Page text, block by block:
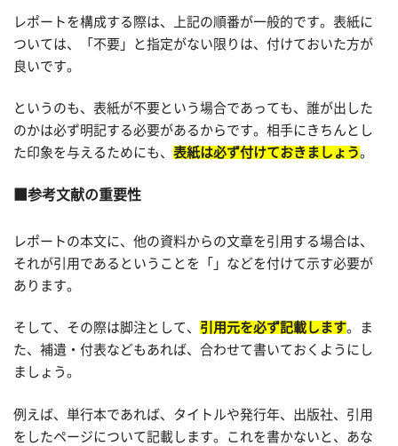
レポートを構成する際は、上記の順番が一般的です。表紙に
ついては、「不要」と指定がない限りは、付けておいた方が
良いです。
というのも、表紙が不要という場合であっても、誰が出した
のかは必ず明記する必要があるからです。相手にきちんとし
た印象を与えるためにも、 表紙は必ず付けておきましょう。
参考文献の重要性
レポートの本文に、他の資料からの文章を引用する場合は、
それが引用であるということを「」などを付けて示す必要が
あります。
そして、その際は脚注として、 引用元を必ず記載します。ま
た、補遺・付表などもあれば、合わせて書いておくようにし
ましょう。
例えば、単行本であれば、タイトルや発行年、出版社、引用
をしたページについて記載します。これを書かないと、あな